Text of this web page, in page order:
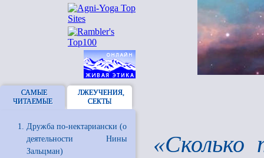
САМЫЕ
ЧИТАЕМЫЕ
ЛЖЕУЧЕНИЯ,
СЕКТЫ
Дружба по-нектариански (о
деятельности Нины
Зальцман)
«Сколько